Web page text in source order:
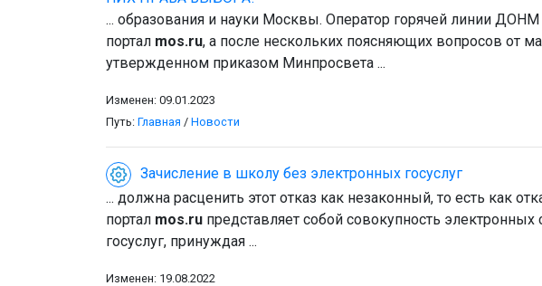
... образования и науки Москвы. Оператор горячей линии
портал mos.ru, а после нескольких поясняющих вопросов от
утвержденном приказом Минпросвета ...
Изменен: 09.01.2023
Путь: Главная / Новости
Зачисление в школу без электронных госуслуг
... должна расценить этот отказ как незаконный, то есть как
портал mos.ru представляет собой совокупность
госуслуг, принуждая ...
Изменен: 19.08.2022